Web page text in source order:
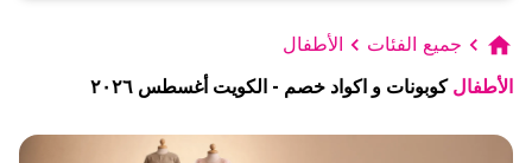
جميع الفئات الأطفال
الأطفال كوبونات و اكواد خصم - الكويت أغسطس ٢٠٢٦